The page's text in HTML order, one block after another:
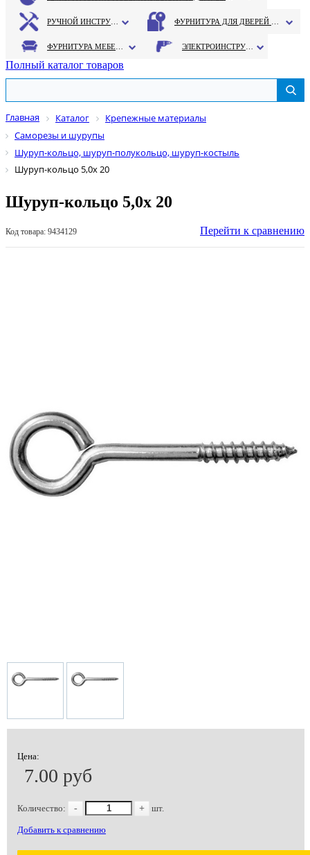
Полный каталог товаров
Главная Каталог
Крепежные материалы
Саморезы и шурупы
Шуруп-кольцо, шуруп-полукольцо, шуруп-костыль
Шуруп-кольцо 5,0х 20
Шуруп-кольцо 5,0х 20
Код товара: 9434129 Перейти к сравнению
Цена:
7.00 руб
Количество: - + шт.
Добавить к сравнению